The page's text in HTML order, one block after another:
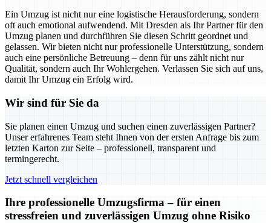
Ein Umzug ist nicht nur eine logistische Herausforderung, sondern
oft auch emotional aufwendend. Mit Dresden als Ihr Partner für den
Umzug planen und durchführen Sie diesen Schritt geordnet und
gelassen. Wir bieten nicht nur professionelle Unterstützung, sondern
auch eine persönliche Betreuung – denn für uns zählt nicht nur
Qualität, sondern auch Ihr Wohlergehen. Verlassen Sie sich auf uns,
damit Ihr Umzug ein Erfolg wird.
Wir sind für Sie da
Sie planen einen Umzug und suchen einen zuverlässigen Partner?
Unser erfahrenes Team steht Ihnen von der ersten Anfrage bis zum
letzten Karton zur Seite – professionell, transparent und
termingerecht.
Jetzt schnell vergleichen
Ihre professionelle Umzugsfirma – für einen
stressfreien und zuverlässigen Umzug ohne Risiko